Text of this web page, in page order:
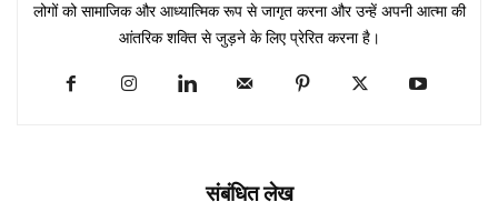
लोगों को सामाजिक और आध्यात्मिक रूप से जागृत करना और उन्हें अपनी आत्मा की
आंतरिक शक्ति से जुड़ने के लिए प्रेरित करना है।
संबंधित लेख